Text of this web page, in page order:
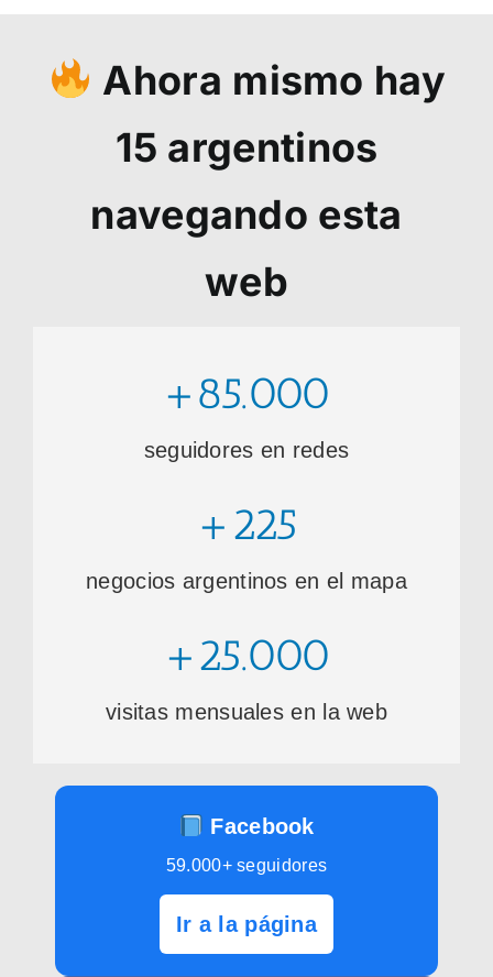
Ahora mismo hay
15 argentinos
navegando esta
web
+85.000
seguidores en redes
+225
negocios argentinos en el mapa
+25.000
visitas mensuales en la web
Facebook
59.000+ seguidores
Ir a la página